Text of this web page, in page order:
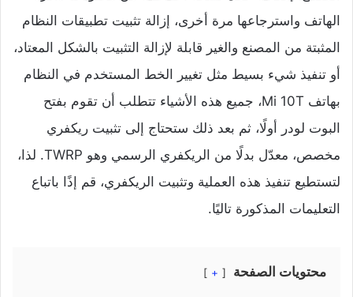
الهاتف واسترجاعها مرة أخرى، إزالة تثبيت تطبيقات النظام
المثبتة من المصنع والغير قابلة لإزالة التثبيت بالشكل المعتاد،
أو تنفيذ شيء بسيط مثل تغيير الخط المستخدم في النظام
بهاتف Mi 10T، جميع هذه الأشياء تتطلب أن تقوم بفتح
البوت لودر أولًا، ثم بعد ذلك ستحتاج إلى تثبيت ريكفري
مخصص، معدّل بدلًا من الريكفري الرسمي وهو TWRP. لذا،
لتستطيع تنفيذ هذه العملية وتثبيت الريكفري، قم إذًا باتباع
التعليمات المذكورة تاليًا.
محتويات الصفحة +